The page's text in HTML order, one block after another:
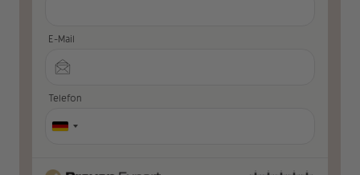
E-Mail
Telefon